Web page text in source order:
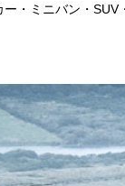
・ミニバン・SUV